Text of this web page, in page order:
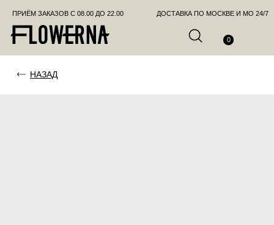
ПРИЁМ ЗАКАЗОВ С 08.00 ДО 22.00